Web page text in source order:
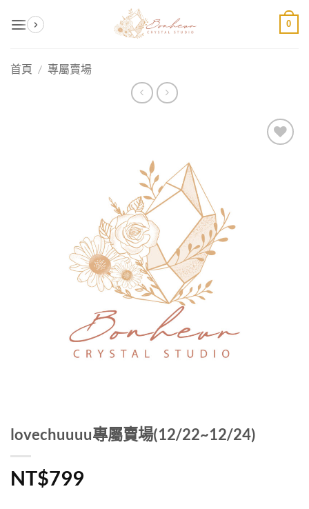
0
首頁 / 專屬賣場
lovechuuuu專屬賣場(12/22~12/24)
NT$799